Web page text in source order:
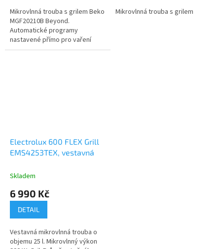
Mikrovlnná trouba s grilem Beko
MGF20210B Beyond.
Automatické programy
nastavené přímo pro vaření
čokolády, brambor,...
Mikrovlnná trouba s grilem
Electrolux 600 FLEX Grill
EMS4253TEX, vestavná
Skladem
6 990 Kč
DETAIL
Vestavná mikrovlnná trouba o
objemu 25 l. Mikrovlnný výkon